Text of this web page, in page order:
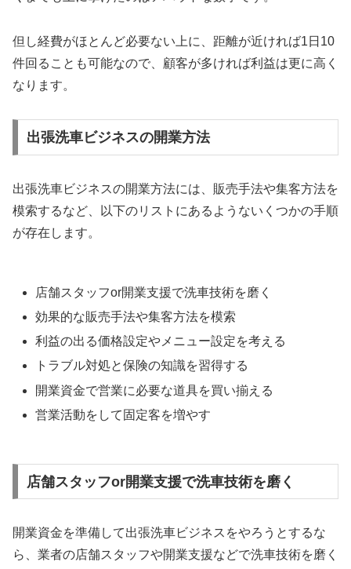
但し経費がほとんど必要ない上に、距離が近ければ1日10
件回ることも可能なので、顧客が多ければ利益は更に高く
なります。
出張洗車ビジネスの開業方法
出張洗車ビジネスの開業方法には、販売手法や集客方法を
模索するなど、以下のリストにあるようないくつかの手順
が存在します。
店舗スタッフor開業支援で洗車技術を磨く
効果的な販売手法や集客方法を模索
利益の出る価格設定やメニュー設定を考える
トラブル対処と保険の知識を習得する
開業資金で営業に必要な道具を買い揃える
営業活動をして固定客を増やす
店舗スタッフor開業支援で洗車技術を磨く
開業資金を準備して出張洗車ビジネスをやろうとするな
ら、業者の店舗スタッフや開業支援などで洗車技術を磨く